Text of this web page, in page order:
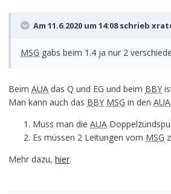
Am 11.6.2020 um 14:08 schrieb
MSG gabs beim 1.4 ja nur 2
Beim AUA das Q und EG und beim BBY
Man kann auch das BBY MSG in den AUA
Muss man die AUA
Es müssen 2 Leitungen vom MSG
Mehr dazu, hier.